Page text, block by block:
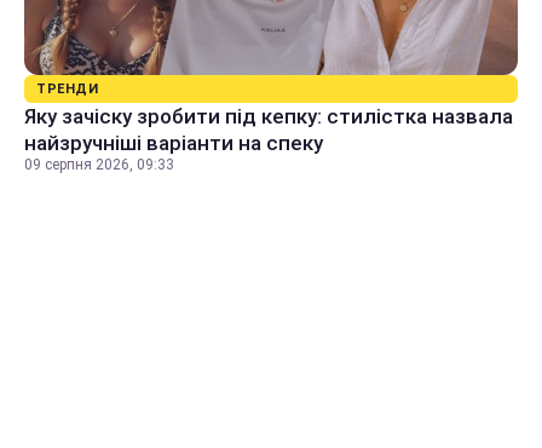
ТРЕНДИ
Яку зачіску зробити під кепку: стилістка назвала
найзручніші варіанти на спеку
09 серпня 2026, 09:33